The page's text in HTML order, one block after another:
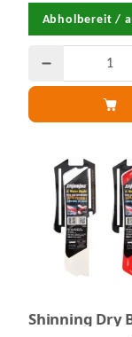
Abholbereit /
Shinning Dry